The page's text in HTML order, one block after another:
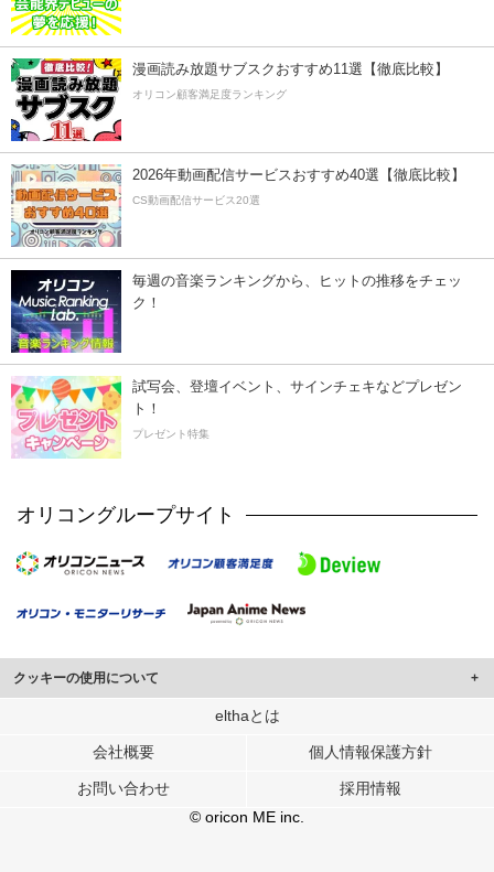
漫画読み放題サブスクおすすめ11選【徹底比較】
オリコン顧客満足度ランキング
2026年動画配信サービスおすすめ40選【徹底比較】
CS動画配信サービス20選
毎週の音楽ランキングから、ヒットの推移をチェッ
ク！
試写会、登壇イベント、サインチェキなどプレゼン
ト！
プレゼント特集
オリコングループサイト
クッキーの使用について
このサイトでは Cookie を使用して、ユーザーに合わせたコンテンツや広告の
行っています。
メディアや広告配信、データ解析の各パートナーに提供しています。
各パートナーは、この情報とユーザーが各パートナーに提供した他の情報や、
ユーザーが各パートナーのサービスを使用したときに収集した他の情報を組み
elthaとは
会社概要 個人情報保護方針
お問い合わせ
採用情報
© oricon ME inc.